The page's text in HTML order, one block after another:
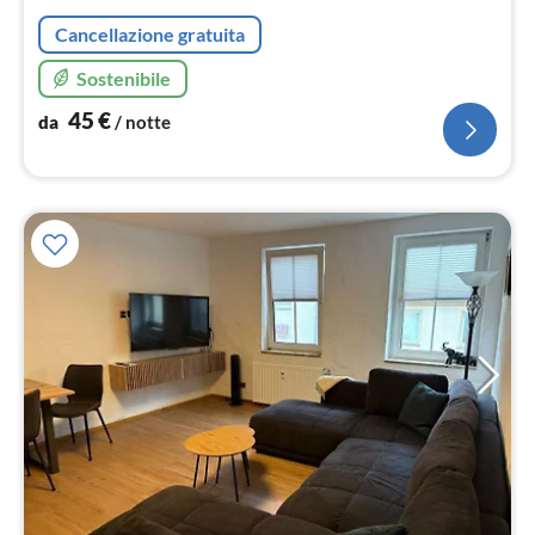
Cancellazione gratuita
Sostenibile
da 45€/ notte